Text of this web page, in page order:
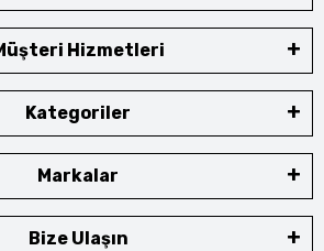
Hizmetleri
Kategoriler
Markalar
Bize Ulaşın